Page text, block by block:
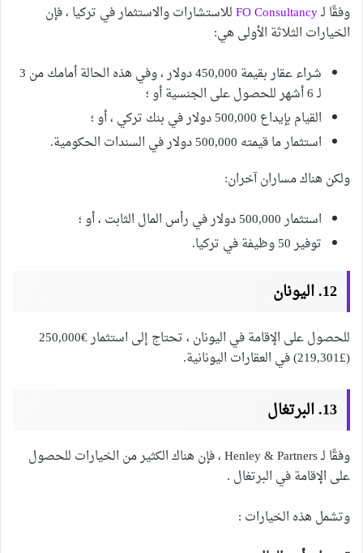
وفقًا لـFO Consultancyللاستشارات والاستثمار في تركيا ، فإن
الخيارات الثلاثة الأولى هي:
شراء عقار بقيمة 450,000 دولار ، وفي هذه الحالة أمامك من 3
لـ 6 أشهر للحصول على الجنسية أو ؛
القيام بإيداع 500,000 دولار في بنك تركي ، أو ؛
استثمار ما قيمته 500,000 دولار في السندات الحكومية.
ولكن هناك مساران آخران:
استثمار 500,000 دولار في رأس المال الثابت ، أو ؛
توفير 50 وظيفة في تركيا.
12. اليونان
للحصول على الإقامة في اليونان ، تحتاج إلى استثمار €250,000
(£219,301) في العقارات اليونانية.
13. البرتغال
وفقًا لـ Henley & Partners ، فإن هناك الكثير من الخيارات للحصول
على الإقامة في البرتغال .
وتشمل هذه الخيارات :